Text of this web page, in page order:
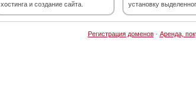
хостинга и создание сайта.
установку
Регистрация доменов· Аренда,